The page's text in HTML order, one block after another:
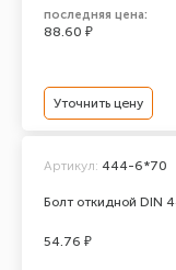
последняя цена:
88.60 ₽
Уточнить цену
Болт откидной
Артикул: 444-6*70
54.76 ₽